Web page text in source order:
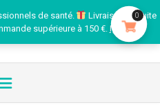
de santé.
Livraison gratuite
supérieure à 150 €. Ignorer
0